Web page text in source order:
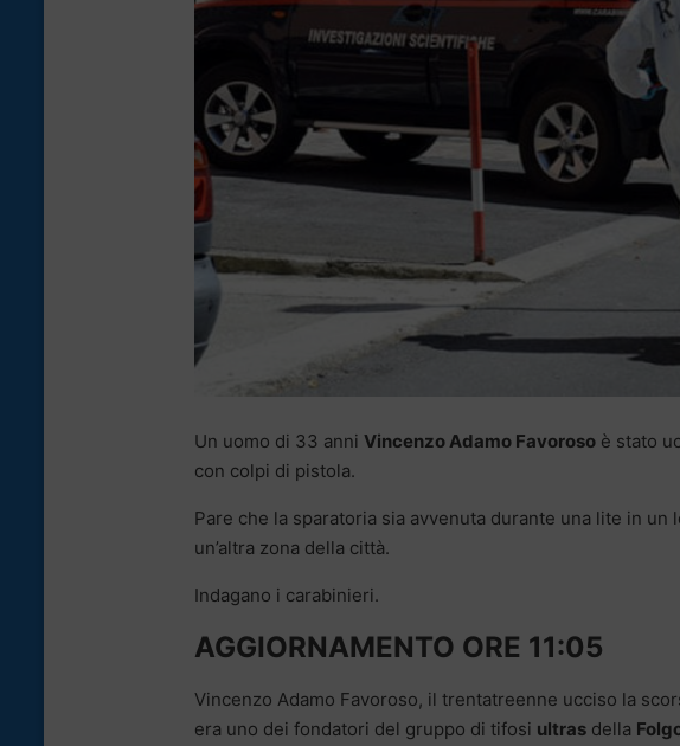
Un uomo di 33 anni Vincenzo Adamo Favoroso è stato
con colpi di pistola.
Pare che la sparatoria sia avvenuta durante una lite in
un’altra zona della città.
Indagano i carabinieri.
AGGIORNAMENTO ORE 11:05
Vincenzo Adamo Favoroso, il trentatreenne ucciso la
era uno dei fondatori del gruppo di tifosi ultras della